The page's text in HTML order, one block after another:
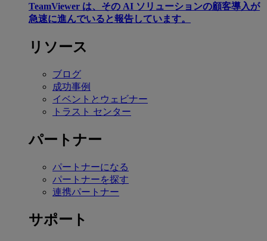
TeamViewer は、その AI ソリューションの顧客導入が
急速に進んでいると報告しています。
リソース
ブログ
成功事例
イベントとウェビナー
トラスト センター
パートナー
パートナーになる
パートナーを探す
連携パートナー
サポート